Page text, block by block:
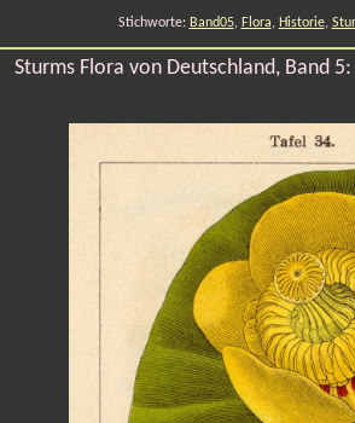
Stichworte: Band05, Flora, Historie,
Sturms Flora von Deutschland, Band